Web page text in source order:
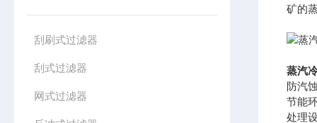
刮刷式过滤器
刮式过滤器
网式过滤器
矿的
蒸汽
防汽
节能
处理